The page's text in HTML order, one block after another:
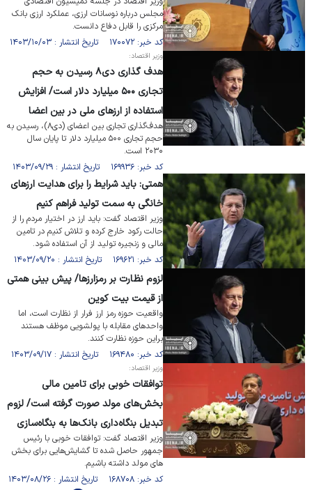
مجلس درباره نوسانات ارزی، عملکرد ارزی بانک
مرکزی را قابل دفاع دانست.
کد خبر: ۱۷۰۰۷۲ تاریخ انتشار : ۱۴۰۳/۱۰/۰۳
وزیر اقتصاد:
هدف گذاری دی۸ رسیدن به حجم
تجاری ۵۰۰ میلیارد دلار است/ افزایش
استفاده از ارز‌های ملی در بین اعضا
هدف‌گذاری تجاری بین اعضای (دی۸)، رسیدن به
حجم تجاری ۵۰۰ میلیارد دلار تا پایان سال
۲۰۳۰ است.
کد خبر: ۱۶۹۹۳۶ تاریخ انتشار : ۱۴۰۳/۰۹/۲۹
همتی: باید شرایط را برای هدایت ارز‌های
خانگی به سمت تولید فراهم کنیم
وزیر اقتصاد گفت: باید ارز در اختیار مردم را از
حالت رکود خارج کرده و تلاش کنیم در تامین
مالی و زنجیره تولید از آن استفاده شود.
کد خبر: ۱۶۹۶۲۱ تاریخ انتشار : ۱۴۰۳/۰۹/۲۰
لزوم نظارت بر رمزارزها/ پیش بینی همتی
از قیمت بیت کوین
واقعیت حوزه رمز ارز فرار از نظارت است، اما
واحد‌های مقابله با پولشویی موظف هستند
براین حوزه نظارت کنند.
کد خبر: ۱۶۹۴۸۰ تاریخ انتشار : ۱۴۰۳/۰۹/۱۷
وزیر اقتصاد:
توافقات خوبی برای تامین مالی
بخش‌های مولد صورت گرفته است/ لزوم
تبدیل بنگاه‌داری بانک‌ها به بنگاه‌سازی
وزیر اقتصاد گفت: توافقات خوبی با رئیس
جمهور حاصل شده تا گشایش‌هایی برای بخش
های مولد داشته باشیم.
کد خبر: ۱۶۸۷۰۸ تاریخ انتشار : ۱۴۰۳/۰۸/۲۶